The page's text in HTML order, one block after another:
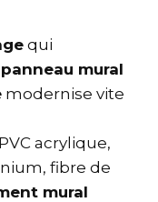
qui
panneau mural
modernise vite
acrylique,
fibre de
mural